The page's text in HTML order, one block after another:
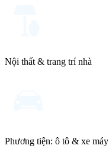
Nội thất & trang trí nhà
Phương tiện: ô tô & xe máy